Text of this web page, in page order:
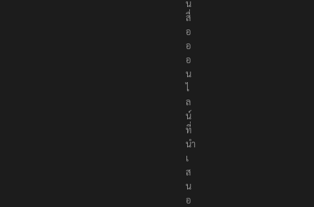
น
สื่
อ
อ
อ
น
ไ
ล
น์
ที่
นำ
เ
ส
น
อ